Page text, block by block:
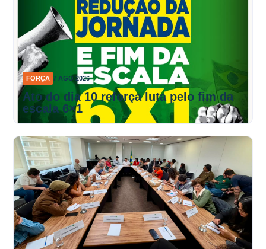
FORÇA 7 AGO 2026
Ato do dia 10 reforça luta pelo fim da
escala 6×1